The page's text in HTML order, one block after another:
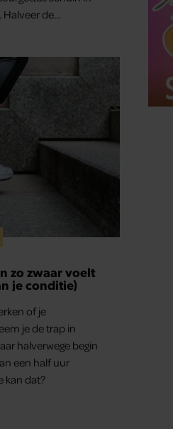
Halveer de
zo zwaar voelt
je conditie)
of je
je de trap in
halverwege begin
een half uur
kan dat?